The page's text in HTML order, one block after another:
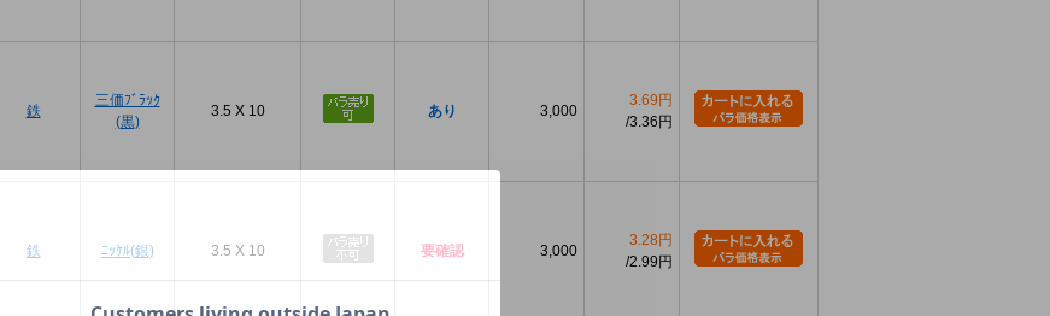
鉄
三価ﾌﾞﾗｯｸ
(黒)
3.5 X 10 あり 3,000
3.69円
3.36円
鉄 ﾆｯｹﾙ(銀) 3.5 X 10 要確認 3,000
3.28円
2.99円